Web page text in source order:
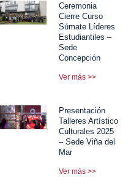
Ceremonia
Cierre Curso
Súmate Líderes
Estudiantiles –
Sede
Concepción
Ver más >>
Presentación
Talleres Artístico
Culturales 2025
– Sede Viña del
Mar
Ver más >>